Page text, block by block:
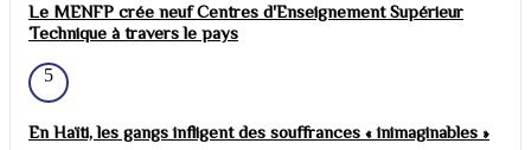
Le MENFP crée neuf Centres d'Enseignement Supérieur
Technique à travers le pays
5
En Haïti, les gangs infligent des souffrances « inimaginables »